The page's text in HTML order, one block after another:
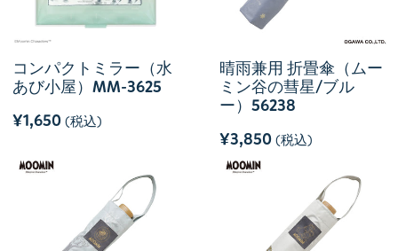
コンパクトミラー（水
あび小屋）MM-3625
¥1,650 (税込)
晴雨兼用 折畳傘（ムー
ミン谷の彗星/ブル
ー）56238
¥3,850 (税込)